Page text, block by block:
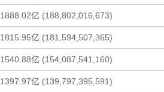
1888.02亿 (188,802,016,673)
1815.95亿 (181,594,507,365)
1540.88亿 (154,087,541,160)
1397.97亿 (139,797,395,591)